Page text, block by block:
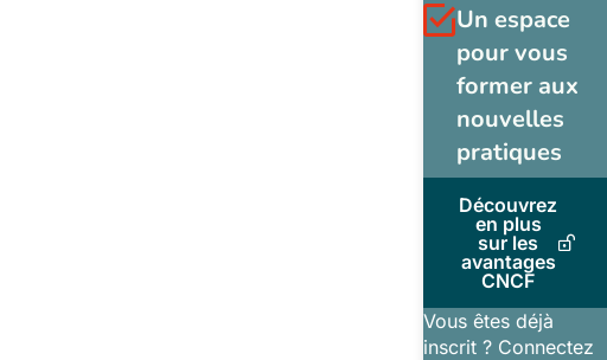
Un espace
pour vous
former aux
nouvelles
pratiques
Découvrez
en plus
sur les
avantages
CNCF
Vous êtes déjà
inscrit ? Connectez